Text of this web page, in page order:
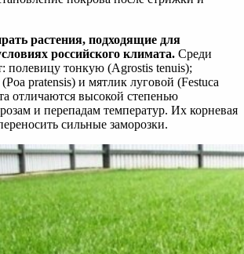
растения, подходящие для
российского климата. Среди
полевицу тонкую (Agrostis tenuis);
pratensis) и мятлик луговой (Festuca
отличаются высокой степенью
и перепадам температур. Их корневая
сильные заморозки.